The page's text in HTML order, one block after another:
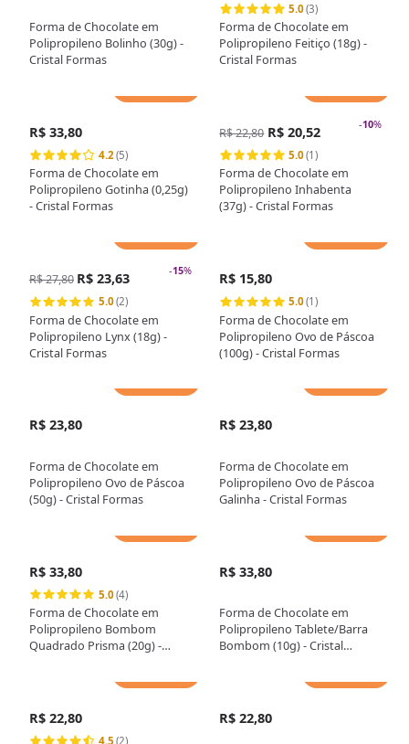
Forma de Chocolate em
Polipropileno Bolinho (30g) -
Cristal Formas
5.0(3)
Forma de Chocolate em
Polipropileno Feitiço (18g) -
Cristal Formas
R$ 33,80
4.2(5)
Forma de Chocolate em
Polipropileno Gotinha (0,25g)
- Cristal Formas
-10%
R$ 22,80 R$ 20,52
5.0(1)
Forma de Chocolate em
Polipropileno Inhabenta
(37g) - Cristal Formas
-15%
R$ 27,80 R$ 23,63
5.0(2)
Forma de Chocolate em
Polipropileno Lynx (18g) -
Cristal Formas
R$ 15,80
5.0(1)
Forma de Chocolate em
Polipropileno Ovo de Páscoa
(100g) - Cristal Formas
R$ 23,80
Forma de Chocolate em
Polipropileno Ovo de Páscoa
(50g) - Cristal Formas
R$ 23,80
Forma de Chocolate em
Polipropileno Ovo de Páscoa
Galinha - Cristal Formas
R$ 33,80
5.0(4)
Forma de Chocolate em
Polipropileno Bombom
Quadrado Prisma (20g) -
R$ 33,80
Forma de Chocolate em
Polipropileno Tablete/Barra
Bombom (10g) - Cristal
R$ 22,80
4.5 (2)
R$ 22,80